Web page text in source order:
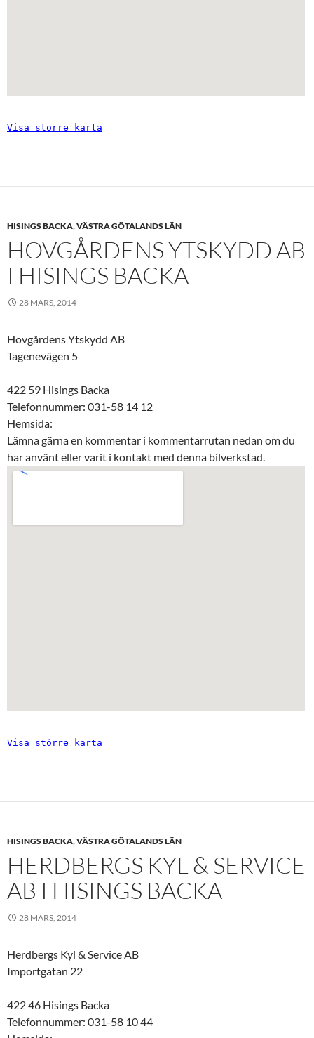
Visa större karta
HISINGS BACKA,VÄSTRA GÖTALANDS LÄN
HOVGÅRDENS YTSKYDD AB
I HISINGS BACKA
28 MARS, 2014
Hovgårdens Ytskydd AB
Tagenevägen 5
422 59 Hisings Backa
Telefonnummer: 031-58 14 12
Hemsida:
Lämna gärna en kommentar i kommentarrutan nedan om du
har använt eller varit i kontakt med denna bilverkstad.
Visa större karta
HISINGS BACKA,VÄSTRA GÖTALANDS LÄN
HERDBERGS KYL & SERVICE
AB I HISINGS BACKA
28 MARS, 2014
Herdbergs Kyl & Service AB
Importgatan 22
422 46 Hisings Backa
Telefonnummer: 031-58 10 44